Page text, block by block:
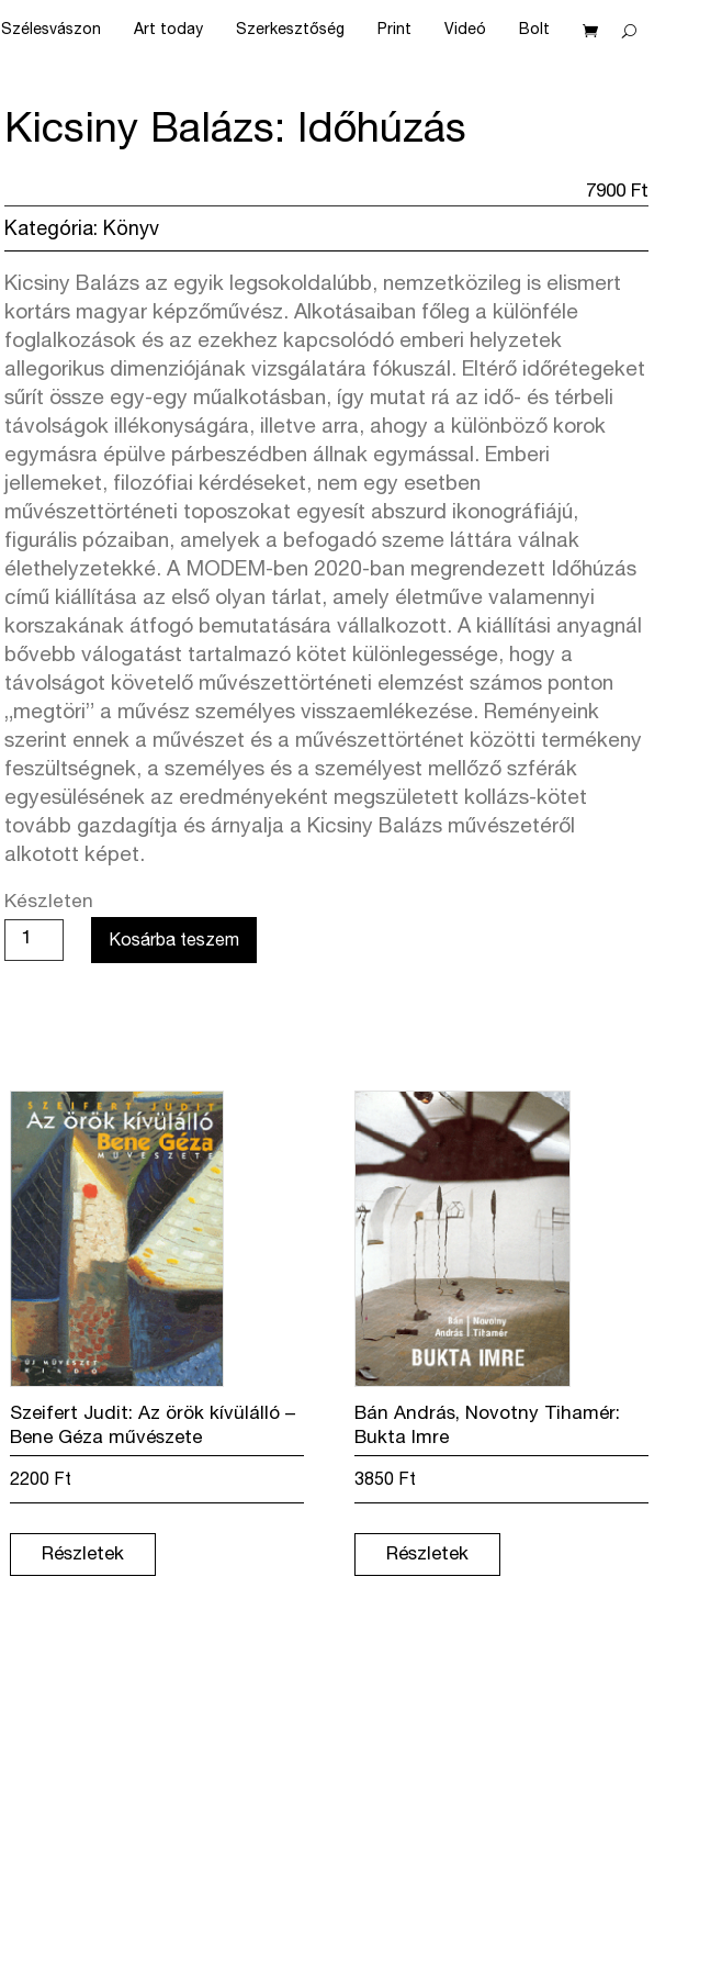
Szélesvászon Art today Szerkesztőség Print Videó Bolt
Kicsiny Balázs: Időhúzás
7900 Ft
Kategória: Könyv
Kicsiny Balázs az egyik legsokoldalúbb, nemzetközileg is elismert
kortárs magyar képzőművész. Alkotásaiban főleg a különféle
foglalkozások és az ezekhez kapcsolódó emberi helyzetek
allegorikus dimenziójának vizsgálatára fókuszál. Eltérő időrétegeket
sűrít össze egy-egy műalkotásban, így mutat rá az idő- és térbeli
távolságok illékonyságára, illetve arra, ahogy a különböző korok
egymásra épülve párbeszédben állnak egymással. Emberi
jellemeket, filozófiai kérdéseket, nem egy esetben
művészettörténeti toposzokat egyesít abszurd ikonográfiájú,
figurális pózaiban, amelyek a befogadó szeme láttára válnak
élethelyzetekké. A MODEM-ben 2020-ban megrendezett Időhúzás
című kiállítása az első olyan tárlat, amely életműve valamennyi
korszakának átfogó bemutatására vállalkozott. A kiállítási anyagnál
bővebb válogatást tartalmazó kötet különlegessége, hogy a
távolságot követelő művészettörténeti elemzést számos ponton
„megtöri” a művész személyes visszaemlékezése. Reményeink
szerint ennek a művészet és a művészettörténet közötti termékeny
feszültségnek, a személyes és a személyest mellőző szférák
egyesülésének az eredményeként megszületett kollázs-kötet
tovább gazdagítja és árnyalja a Kicsiny Balázs művészetéről
alkotott képet.
Készleten
Kicsiny
Balázs:
Kosárba teszem
Szeifert Judit: Az örök kívülálló –
Bene Géza művészete
2200 Ft
Részletek
Bán András, Novotny Tihamér:
Bukta Imre
3850 Ft
Részletek